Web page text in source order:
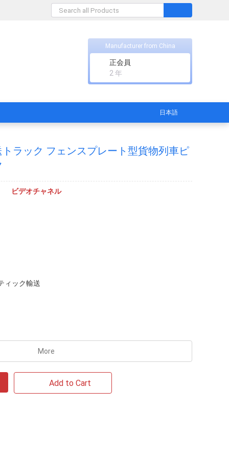
Manufacturer from China
正会員
2 年
日本語
トラック フェンスプレート型貨物列車ピ
ビデオチャネル
ィック輸送
More
Add to Cart